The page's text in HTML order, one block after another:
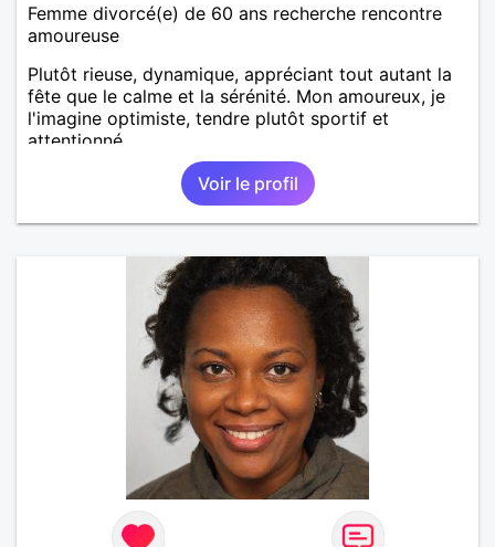
Femme divorcé(e) de 60 ans recherche rencontre
amoureuse
Plutôt rieuse, dynamique, appréciant tout autant la
fête que le calme et la sérénité. Mon amoureux, je
l'imagine optimiste, tendre plutôt sportif et
attentionné.
Voir le profil